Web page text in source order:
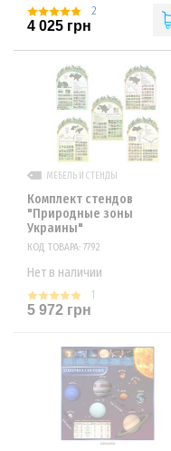
2
4 025 грн
МЕБЕЛЬ И СТЕНДЫ
Комплект стендов
"Природные зоны
Украины"
КОД ТОВАРА: 7792
Нет в наличии
1
5 972 грн